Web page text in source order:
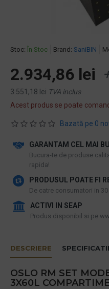
Stoc: În Stoc Brand: SaniBIN
Bazată pe 0
2.934,86 lei
3.551,18 lei TVA inclus
Acest produs se poate
GARANTAM CEL MAI
​Bucura-te de produse
rapida!
PRODUSUL POATE FI
De catre consumatori in
ACTIVI IN SEAP
Produs disponibil si pe
DESCRIERE SPECIFICATII
OSLO RM SET
3X60L